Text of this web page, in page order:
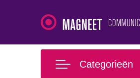
Categorieën